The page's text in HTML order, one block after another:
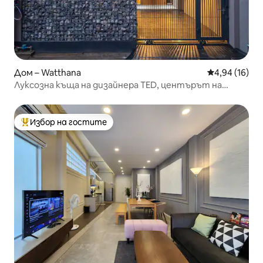
Дом – Watthana Средна
4,94 (16)
Луксозна къща на дизайнера TED, центърът на
Най-популярен избор на гостите
Избор на гостите